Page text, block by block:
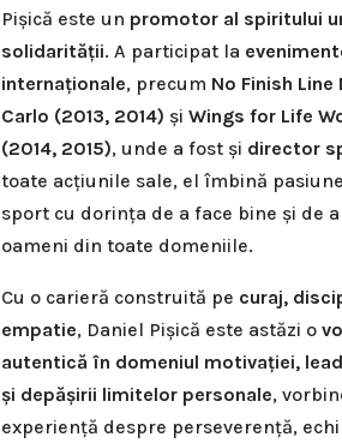
Pișică este un promotor al spiritului
solidarității. A participat la
internaționale, precum No Finish
Carlo (2013, 2014) și Wings for Life
(2014, 2015), unde a fost și director
toate acțiunile sale, el îmbină
sport cu dorința de a face bine și de
oameni din toate domeniile.
Cu o carieră construită pe curaj,
empatie, Daniel Pișică este astăzi o
autentică în domeniul motivației,
și depășirii limitelor personale,
experiență despre perseverență,